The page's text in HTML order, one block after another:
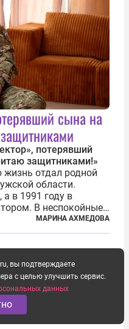
сына на
потерявший
защитниками!»
отдал родной
области.
а в 1991 году в
В неспокойные
от закрытия и со
в районе. В 2023 году
МАРИНА АХМЕДОВА
вы подтверждаете
с целью улучшить сервис.
данных